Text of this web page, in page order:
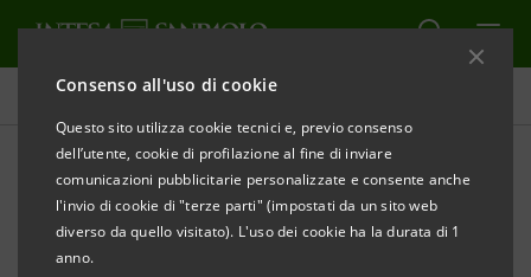
Consenso all'uso di cookie
Questo sito utilizza cookie tecnici e, previo consenso
dell’utente, cookie di profilazione al fine di inviare
comunicazioni pubblicitarie personalizzate e consente anche
l'invio di cookie di "terze parti" (impostati da un sito web
diverso da quello visitato). L'uso dei cookie ha la durata di 1
anno.
Comunicati stampa
STAMPA AGGIORNA
COMUNICATO STAMPA
INTESA SANPAOLO ACCOGLIE IN ITALIA I COLLEGHI